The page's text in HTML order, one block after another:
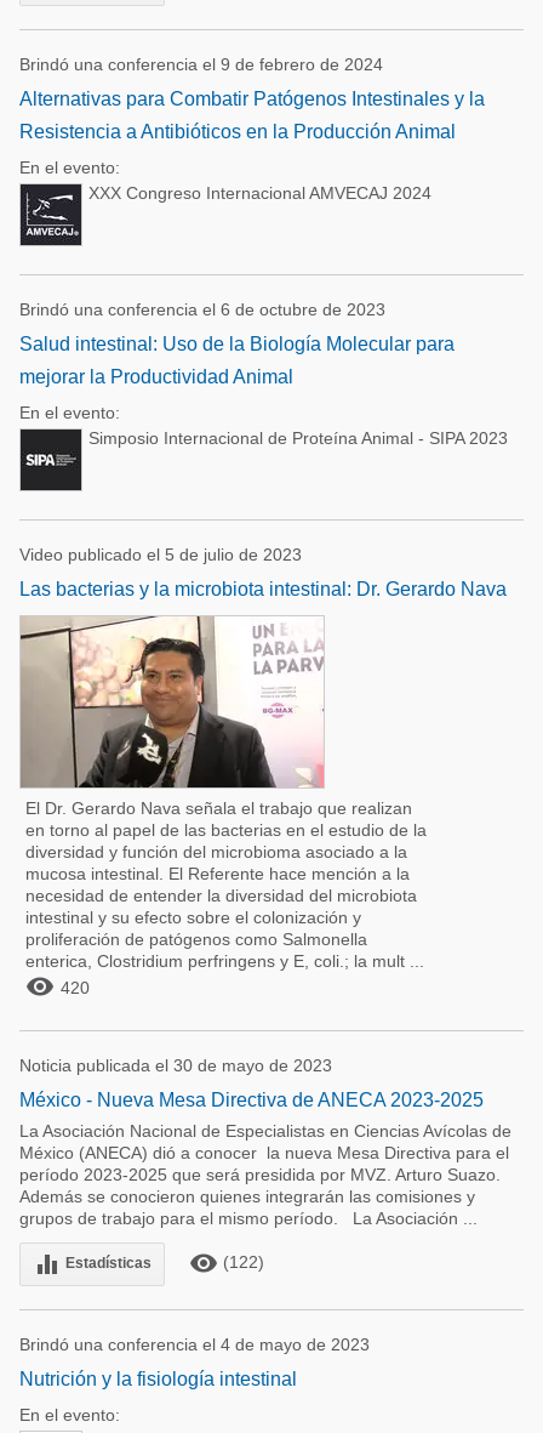
Brindó una conferencia el 9 de febrero de 2024
Alternativas para Combatir Patógenos Intestinales y la
Resistencia a Antibióticos en la Producción Animal
En el evento:
XXX Congreso Internacional AMVECAJ 2024
Brindó una conferencia el 6 de octubre de 2023
Salud intestinal: Uso de la Biología Molecular para
mejorar la Productividad Animal
En el evento:
Simposio Internacional de Proteína Animal - SIPA 2023
Video publicado el 5 de julio de 2023
Las bacterias y la microbiota intestinal: Dr. Gerardo Nava
El Dr. Gerardo Nava señala el trabajo que realizan
en torno al papel de las bacterias en el estudio de la
diversidad y función del microbioma asociado a la
mucosa intestinal. El Referente hace mención a la
necesidad de entender la diversidad del microbiota
intestinal y su efecto sobre el colonización y
proliferación de patógenos como Salmonella
enterica, Clostridium perfringens y E, coli.; la mult ...
 420
Noticia publicada el 30 de mayo de 2023
México - Nueva Mesa Directiva de ANECA 2023-2025
La Asociación Nacional de Especialistas en Ciencias Avícolas de
México (ANECA) dió a conocer la nueva Mesa Directiva para el
período 2023-2025 que será presidida por MVZ. Arturo Suazo.
Además se conocieron quienes integrarán las comisiones y
grupos de trabajo para el mismo período. La Asociación ...
equalizer Estadísticas remove_red_eye (122)
Brindó una conferencia el 4 de mayo de 2023
Nutrición y la fisiología intestinal
En el evento: